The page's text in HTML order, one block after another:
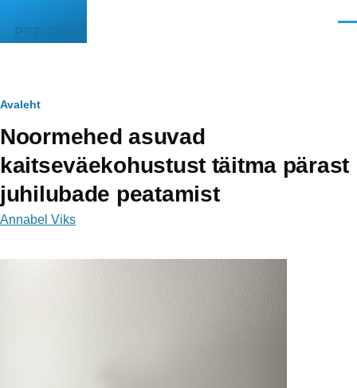
PEEGEL
Leivapuru
Avaleht
Noormehed asuvad
kaitseväekohustust täitma pärast
juhilubade peatamist
Annabel Viks